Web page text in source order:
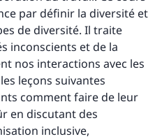
par définir la diversité et
de diversité. Il traite
inconscients et de la
nos interactions avec les
leçons suivantes
comment faire de leur
en discutant des
inclusive,